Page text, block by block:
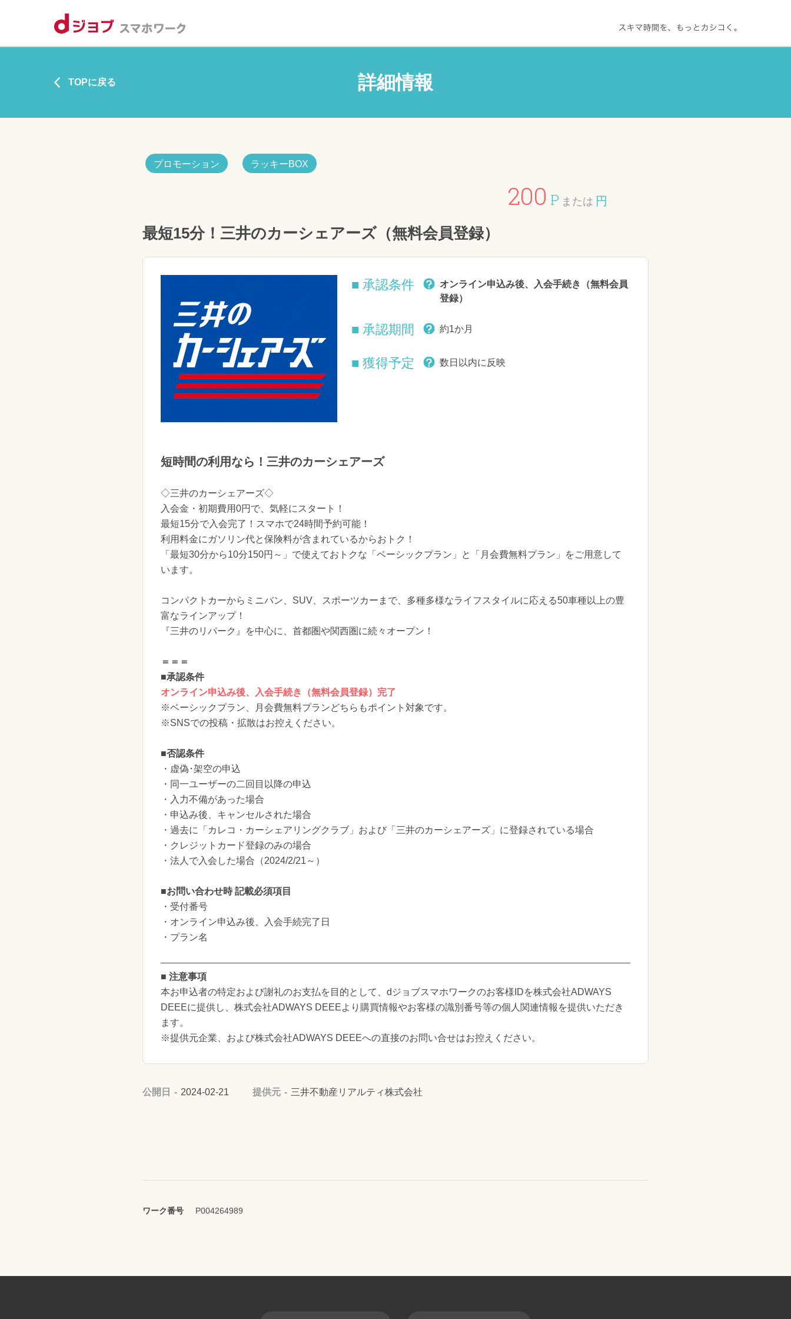
詳細情報
TOPに戻る
プロモーション ラッキーBOX
200 P または 円
最短15分！三井のカーシェアーズ（無料会員登録）
■ 承認条件
オンライン申込み後、入会手続き（無料会員
登録）
■ 承認期間 約1か月
■ 獲得予定 数日以内に反映
短時間の利用なら！三井のカーシェアーズ
◇三井のカーシェアーズ◇
入会金・初期費用0円で、気軽にスタート！
最短15分で入会完了！スマホで24時間予約可能！
利用料金にガソリン代と保険料が含まれているからおトク！
「最短30分から10分150円～」で使えておトクな「ベーシックプラン」と「月会費無料プラン」をご用意して
います。
コンパクトカーからミニバン、SUV、スポーツカーまで、多種多様なライフスタイルに応える50車種以上の豊
富なラインアップ！
『三井のリパーク』を中心に、首都圏や関西圏に続々オープン！
＝＝＝
■承認条件
オンライン申込み後、入会手続き（無料会員登録）完了
※ベーシックプラン、月会費無料プランどちらもポイント対象です。
※SNSでの投稿・拡散はお控えください。
■否認条件
・虚偽･架空の申込
・同一ユーザーの二回目以降の申込
・入力不備があった場合
・申込み後、キャンセルされた場合
・過去に「カレコ・カーシェアリングクラブ」および「三井のカーシェアーズ」に登録されている場合
・クレジットカード登録のみの場合
・法人で入会した場合（2024/2/21～）
■お問い合わせ時 記載必須項目
・受付番号
・オンライン申込み後、入会手続完了日
・プラン名
■ 注意事項
本お申込者の特定および謝礼のお支払を目的として、dジョブスマホワークのお客様IDを株式会社ADWAYS
DEEEに提供し、株式会社ADWAYS DEEEより購買情報やお客様の識別番号等の個人関連情報を提供いただき
ます。
※提供元企業、および株式会社ADWAYS DEEEへの直接のお問い合せはお控えください。
公開日 2024-02-21 提供元 三井不動産リアルティ株式会社
ワーク番号 P004264989